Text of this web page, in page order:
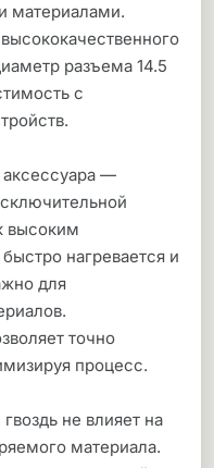
материалами.
разъема 14.5
с
—
высоким
нагревается и
для
точно
процесс.
не влияет на
материала.